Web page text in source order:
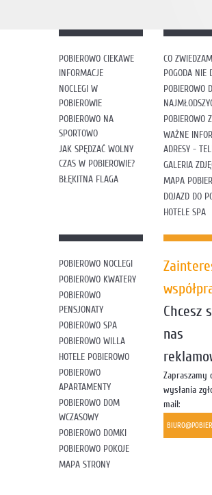
POBIEROWO CIEKAWE
INFORMACJE
NOCLEGI W
POBIEROWIE
POBIEROWO NA
SPORTOWO
JAK SPĘDZAĆ WOLNY
CZAS W POBIEROWIE?
BŁĘKITNA FLAGA
CO
POGODA NIE
POBIEROWO
POBIEROWO
WAŻNE
ADRESY -
GALERIA
MAPA
DOJAZD DO
HOTELE SPA
POBIEROWO NOCLEGI
POBIEROWO KWATERY
POBIEROWO
PENSJONATY
POBIEROWO SPA
POBIEROWO WILLA
HOTELE POBIEROWO
POBIEROWO
APARTAMENTY
POBIEROWO DOM
WCZASOWY
POBIEROWO DOMKI
POBIEROWO POKOJE
MAPA STRONY
Chcesz
nas
Zapraszamy
wysłania
mail: